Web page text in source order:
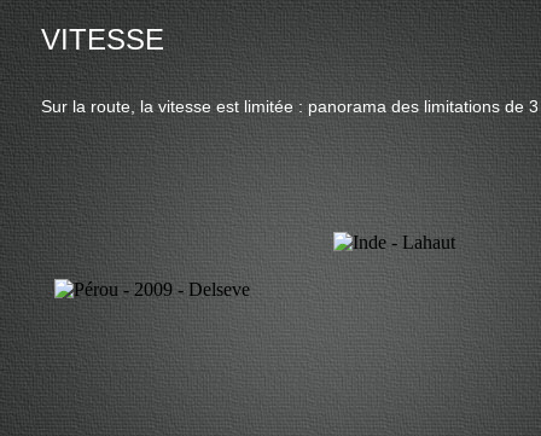
VITESSE
Sur la route, la vitesse est limitée : panorama des limitations de